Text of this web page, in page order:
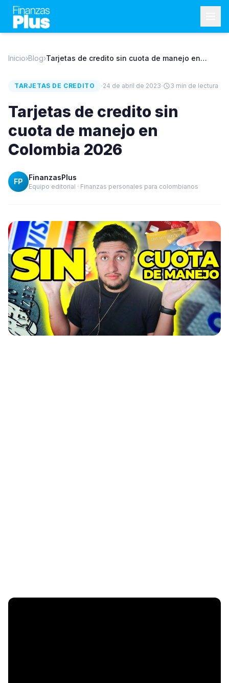
Inicio›Blog›Tarjetas de credito sin cuota de manejo en
TARJETAS DE CREDITO ·24 de abril de 2023· 3 min de lectura
Tarjetas de credito sin
cuota de manejo en
Colombia 2026
FP FinanzasPlus
Equipo editorial · Finanzas personales para colombianos